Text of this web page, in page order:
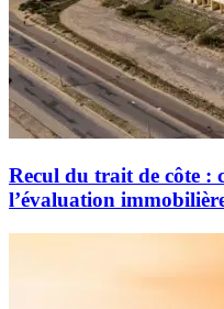
Recul du trait de côte :
l’évaluation